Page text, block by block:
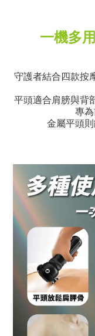
一機多
守護者結合四款按
平頭適合肩膀與背
專
金屬平頭